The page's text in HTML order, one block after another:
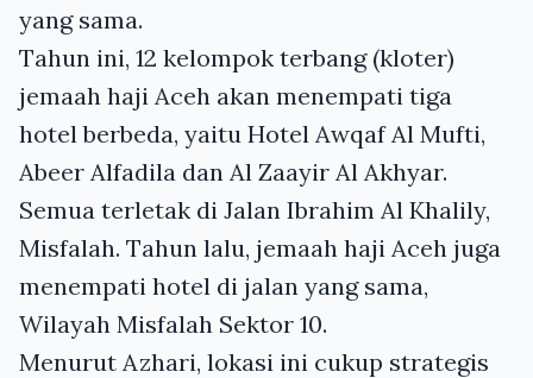
yang sama.
Tahun ini, 12 kelompok terbang (kloter)
jemaah haji Aceh akan menempati tiga
hotel berbeda, yaitu Hotel Awqaf Al Mufti,
Abeer Alfadila dan Al Zaayir Al Akhyar.
Semua terletak di Jalan Ibrahim Al Khalily,
Misfalah. Tahun lalu, jemaah haji Aceh juga
menempati hotel di jalan yang sama,
Wilayah Misfalah Sektor 10.
Menurut Azhari, lokasi ini cukup strategis